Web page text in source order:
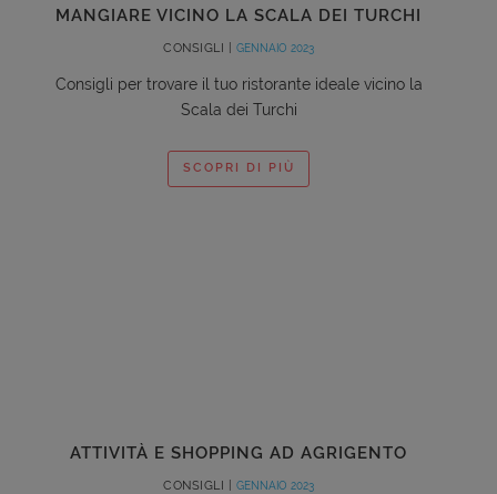
MANGIARE VICINO LA SCALA DEI TURCHI
CONSIGLI | GENNAIO 2023
Consigli per trovare il tuo ristorante ideale vicino la
Scala dei Turchi
SCOPRI DI PIÙ
ATTIVITÀ E SHOPPING AD AGRIGENTO
CONSIGLI | GENNAIO 2023